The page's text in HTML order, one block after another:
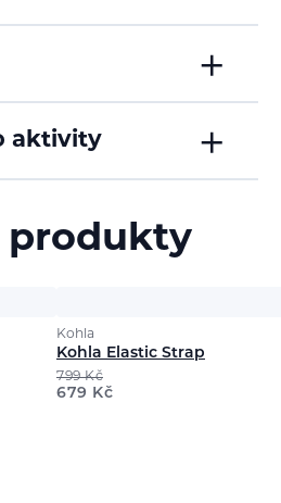
aktivity
produkty
Kohla
Kohla Elastic Strap
799Kč
679 Kč